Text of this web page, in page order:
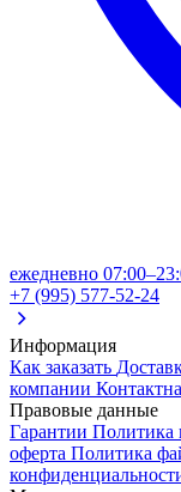
ежедневно
+7 (995) 577-52-24
Информация
Как заказать
компании
Правовые данные
Гарантии Политика
оферта Политика